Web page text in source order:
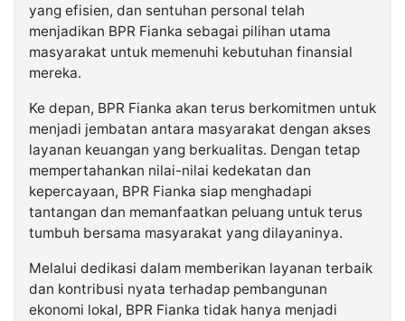
yang efisien, dan sentuhan personal telah
menjadikan BPR Fianka sebagai pilihan utama
masyarakat untuk memenuhi kebutuhan finansial
mereka.
Ke depan, BPR Fianka akan terus berkomitmen untuk
menjadi jembatan antara masyarakat dengan akses
layanan keuangan yang berkualitas. Dengan tetap
mempertahankan nilai-nilai kedekatan dan
kepercayaan, BPR Fianka siap menghadapi
tantangan dan memanfaatkan peluang untuk terus
tumbuh bersama masyarakat yang dilayaninya.
Melalui dedikasi dalam memberikan layanan terbaik
dan kontribusi nyata terhadap pembangunan
ekonomi lokal, BPR Fianka tidak hanya menjadi